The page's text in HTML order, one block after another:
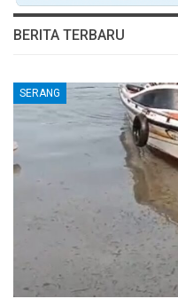
BERITA TERBARU
SERANG